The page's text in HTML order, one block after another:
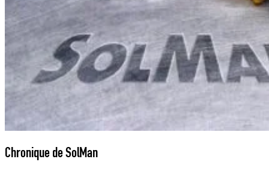
Chronique de SolMan